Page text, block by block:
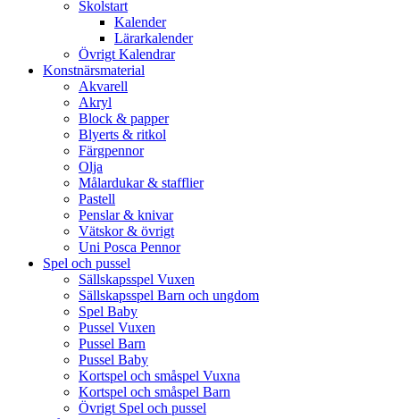
Skolstart
Kalender
Lärarkalender
Övrigt Kalendrar
Konstnärsmaterial
Akvarell
Akryl
Block & papper
Blyerts & ritkol
Färgpennor
Olja
Målardukar & stafflier
Pastell
Penslar & knivar
Vätskor & övrigt
Uni Posca Pennor
Spel och pussel
Sällskapsspel Vuxen
Sällskapsspel Barn och ungdom
Spel Baby
Pussel Vuxen
Pussel Barn
Pussel Baby
Kortspel och småspel Vuxna
Kortspel och småspel Barn
Övrigt Spel och pussel